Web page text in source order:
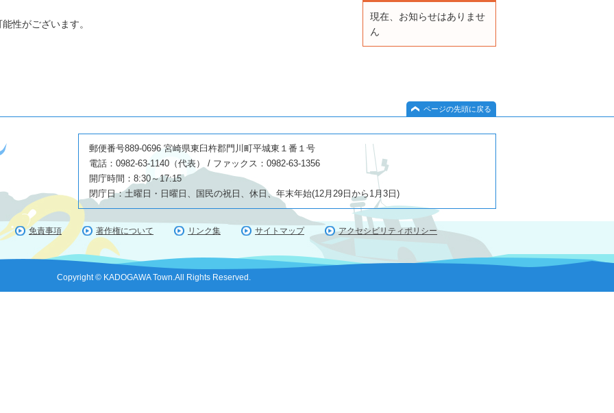
性がございます。
現在、お知らせはありませ
ん
ページの先頭に戻る
郵便番号889-0696 宮崎県東臼杵郡門川町平城東１番１号
電話：0982-63-1140（代表） / ファックス：0982-63-1356
開庁時間：8:30～17:15
閉庁日：土曜日・日曜日、国民の祝日、休日、年末年始(12月29日から1月3日)
免責事項 著作権について リンク集 サイトマップ アクセシビリティポリシー
Copyright © KADOGAWA Town.All Rights Reserved.